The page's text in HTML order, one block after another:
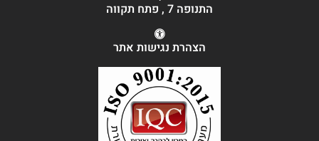
התנופה 7 , פתח תקווה
הצהרת נגישות אתר